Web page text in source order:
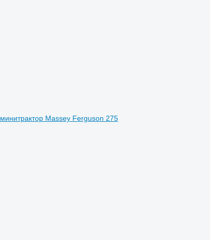
минитрактор Massey Ferguson 275